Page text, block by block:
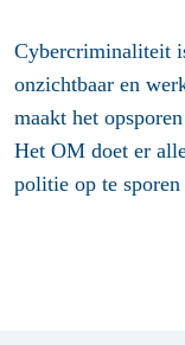
Cybercriminaliteit
onzichtbaar en
maakt het
Het OM doet er
politie op te